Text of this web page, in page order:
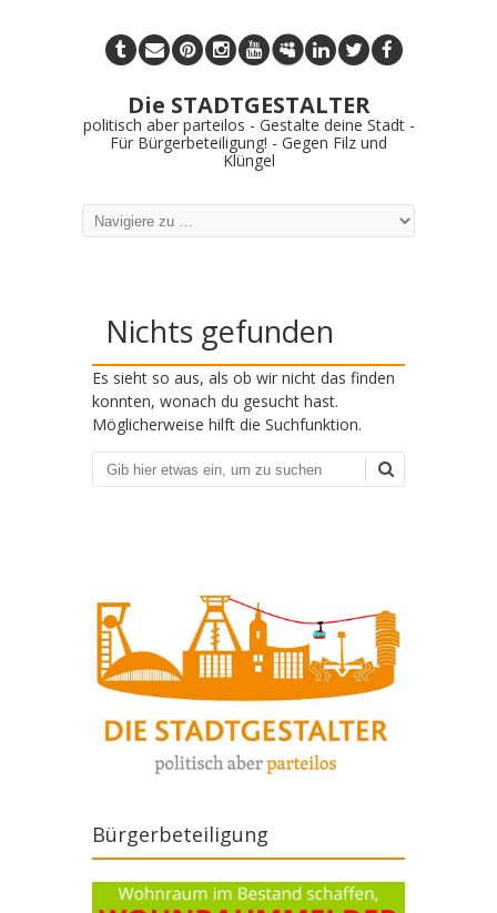
Die STADTGESTALTER
politisch aber parteilos - Gestalte deine Stadt -
Für Bürgerbeteiligung! - Gegen Filz und
Klüngel
Nichts gefunden
Es sieht so aus, als ob wir nicht das finden
konnten, wonach du gesucht hast.
Möglicherweise hilft die Suchfunktion.
Suchen
Bürgerbeteiligung